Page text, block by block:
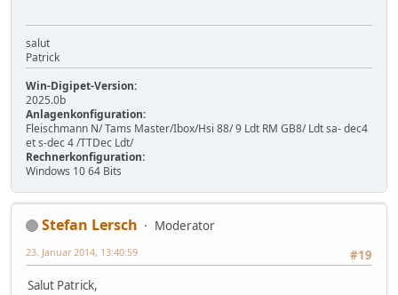
salut
Patrick
Win-Digipet-Version:
2025.0b
Anlagenkonfiguration:
Fleischmann N/ Tams Master/Ibox/Hsi 88/ 9 Ldt RM GB8/ Ldt sa- dec4
et s-dec 4 /TTDec Ldt/
Rechnerkonfiguration:
Windows 10 64 Bits
Stefan Lersch
Moderator
#19
23. Januar 2014, 13:40:59
Salut Patrick,